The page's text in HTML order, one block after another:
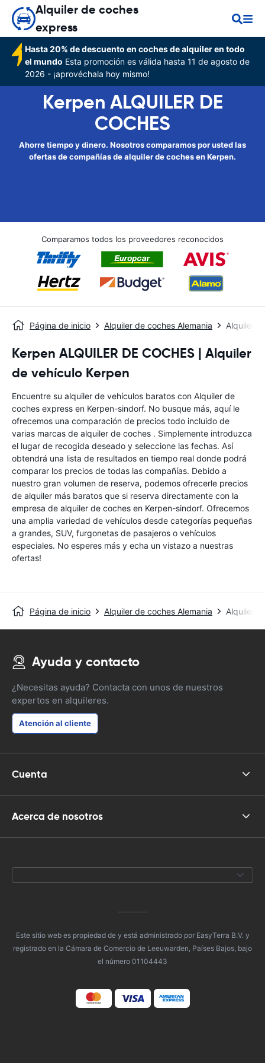
Alquiler de coches
express
Hasta 20% de descuento en coches de alquiler en todo
el mundo Esta promoción es válida hasta 11 de agosto de
2026 - ¡aprovéchala hoy mismo!
Kerpen ALQUILER DE
COCHES
Ahorre tiempo y dinero. Nosotros comparamos por usted las
ofertas de compañías de alquiler de coches en Kerpen.
Comparamos todos los proveedores reconocidos
Página de inicio Alquiler de coches Alemania Alquiler
Kerpen ALQUILER DE COCHES | Alquiler
de vehículo Kerpen
Encuentre su alquiler de vehículos baratos con Alquiler de
coches express en Kerpen-sindorf. No busque más, aquí le
ofrecemos una comparación de precios todo incluido de
varias marcas de alquiler de coches . Simplemente introduzca
el lugar de recogida deseado y seleccione las fechas. Así
obtendrá una lista de resultados en tiempo real donde podrá
comparar los precios de todas las compañías. Debido a
nuestro gran volumen de reserva, podemos ofrecerle precios
de alquiler más baratos que si reserva directamente con la
empresa de alquiler de coches en Kerpen-sindorf. Ofrecemos
una amplia variedad de vehículos desde categorías pequeñas
a grandes, SUV, furgonetas de pasajeros o vehículos
especiales. No esperes más y echa un vistazo a nuestras
ofertas!
Página de inicio Alquiler de coches Alemania Alquiler
Ayuda y contacto
¿Necesitas ayuda? Contacta con unos de nuestros
expertos en alquileres.
Atención al cliente
Cuenta
Acerca de nosotros
Este sitio web es propiedad de y está administrado por EasyTerra B.V. y
registrado en la Cámara de Comercio de Leeuwarden, Países Bajos, bajo
el número 01104443